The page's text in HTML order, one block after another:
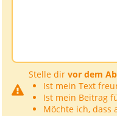
Stelle dir vor dem
Ist mein Text
Ist mein Beitrag
Möchte ich, dass